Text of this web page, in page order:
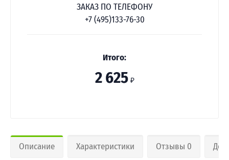
ЗАКАЗ ПО ТЕЛЕФОНУ
+7 (495)133-76-30
Итого:
2 625 ₽
Описание Характеристики Отзывы 0